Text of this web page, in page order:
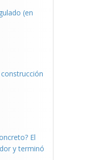
(en
El
y terminó